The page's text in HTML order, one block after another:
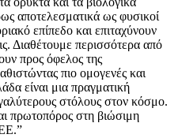
αποτελεσματικά ως φυσικοί
επίπεδο και επιταχύνουν
Διαθέτουμε περισσότερα από
προς όφελος της
πιο ομογενές και
είναι μια πραγματική
στόλους στον κόσμο.
πρωτοπόρος στη βιώσιμη